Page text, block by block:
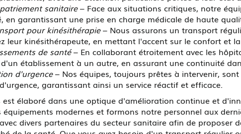
sanitaire– Face aux situations critiques, notre
en garantissant une prise en charge médicale de haute
pour kinésithérapie– Nous assurons un transport
leur kinésithérapeute, en mettant l'accent sur le confort et
de santé– En collaborant étroitement avec les
établissement à un autre, en assurant une continuité
d'urgence– Nos équipes, toujours prêtes à intervenir,
garantissant ainsi un service réactif et efficace.
est élaboré dans une optique d'amélioration continue et
modernes et formons notre personnel aux
divers partenaires du secteur sanitaire afin de